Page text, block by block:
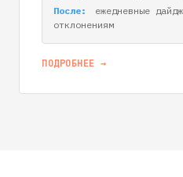
После:
ежедневные
отклонениям
ПОДРОБНЕЕ →